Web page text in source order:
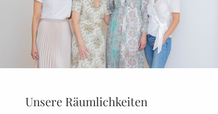
Unsere Räumlichkeiten